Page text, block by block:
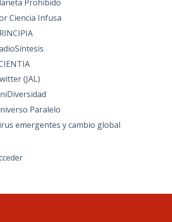
Prohibido
Ciencia Infusa
(JAL)
Paralelo
emergentes y cambio global